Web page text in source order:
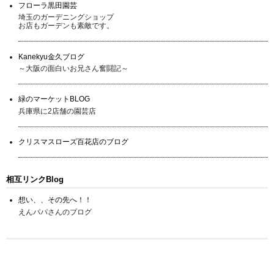
フローラ黒田園芸
埼玉のガーデニングショップ
お店もガーデンも素敵です。
Kanekyu金久ブログ
～大阪の面白いお兄さん奮闘記～
緑のマーケットBLOG
兵庫県に2店舗の園芸店
クリスマスローズ百花店のブログ
相互リンクBlog
想い、、その先へ！！
えんパパさんのブログ